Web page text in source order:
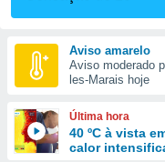
a este
das
e
forma
digital
Aviso amarelo
Aviso moderado
les-Marais hoje
Última hora
40 ºC à vista
calor